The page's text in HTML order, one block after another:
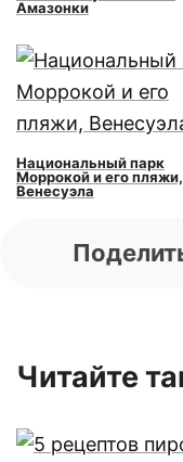
Амазонки
Национальный парк
Моррокой и его пляжи,
Венесуэла
Читайте